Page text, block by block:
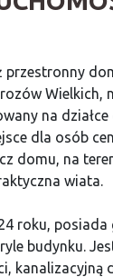
przestronny
Wielkich,
na
dla osób
domu, na
wiata.
roku, posiada
budynku.
kanalizacyjną